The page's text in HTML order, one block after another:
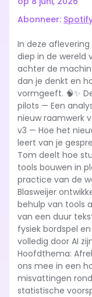
RSS FEED
EMBED
Abonneer:
In deze
diep in de wereld
achter de
dan je denkt en
vormgeeft. 🧠✨
pilots — Een
nieuw raamwerk
v3 — Hoe het
leert van je
Tom deelt hoe
tools bouwen in
practice van de
Blasweijer
behulp van tools
van een duur
fysiek bordspel
volledig door AI
Hoofdthema:
ons mee in een
misvattingen
statistische